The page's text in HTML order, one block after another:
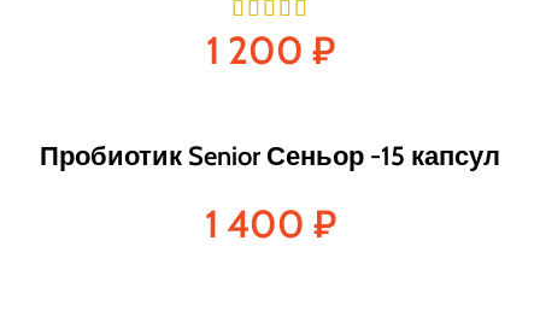
1 200 ₽
Пробиотик Senior Сеньор -15 капсул
1 400 ₽